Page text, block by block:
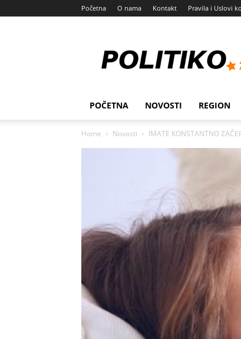
Početna O nama Kontakt Pravila i Uslovi
POČETNA NOVOSTI REGION
Home Novosti IMATE KONSTANTNO